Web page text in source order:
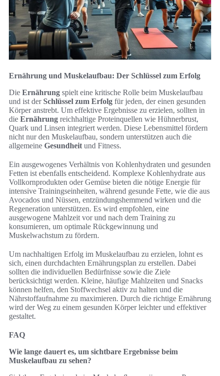
Ernährung und Muskelaufbau: Der Schlüssel zum Erfolg
Die Ernährung spielt eine kritische Rolle beim Muskelaufbau
und ist derSchlüssel zum Erfolg für jeden, der einen gesunden
Körper anstrebt. Um effektive Ergebnisse zu erzielen, sollten in
die Ernährung reichhaltige Proteinquellen wie Hühnerbrust,
Quark und Linsen integriert werden. Diese Lebensmittel fördern
nicht nur den Muskelaufbau, sondern unterstützen auch die
allgemeine Gesundheit und Fitness.
Ein ausgewogenes Verhältnis von Kohlenhydraten und gesunden
Fetten ist ebenfalls entscheidend. Komplexe Kohlenhydrate aus
Vollkornprodukten oder Gemüse bieten die nötige Energie für
intensive Trainingseinheiten, während gesunde Fette, wie die aus
Avocados und Nüssen, entzündungshemmend wirken und die
Regeneration unterstützen. Es wird empfohlen, eine
ausgewogene Mahlzeit vor und nach dem Training zu
konsumieren, um optimale Rückgewinnung und
Muskelwachstum zu fördern.
Um nachhaltigen Erfolg im Muskelaufbau zu erzielen, lohnt es
sich, einen durchdachten Ernährungsplan zu erstellen. Dabei
sollten die individuellen Bedürfnisse sowie die Ziele
berücksichtigt werden. Kleine, häufige Mahlzeiten und Snacks
können helfen, den Stoffwechsel aktiv zu halten und die
Nährstoffaufnahme zu maximieren. Durch die richtige Ernährung
wird der Weg zu einem gesunden Körper leichter und effektiver
gestaltet.
FAQ
Wie lange dauert es, um sichtbare Ergebnisse beim
Muskelaufbau zu sehen?